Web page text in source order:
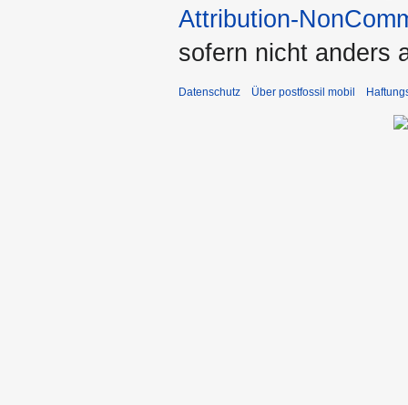
Attribution-
sofern nicht anders
Datenschutz Über postfossil mobil